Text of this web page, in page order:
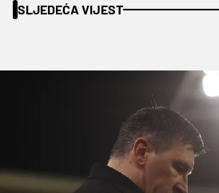
SLJEDEĆA VIJEST